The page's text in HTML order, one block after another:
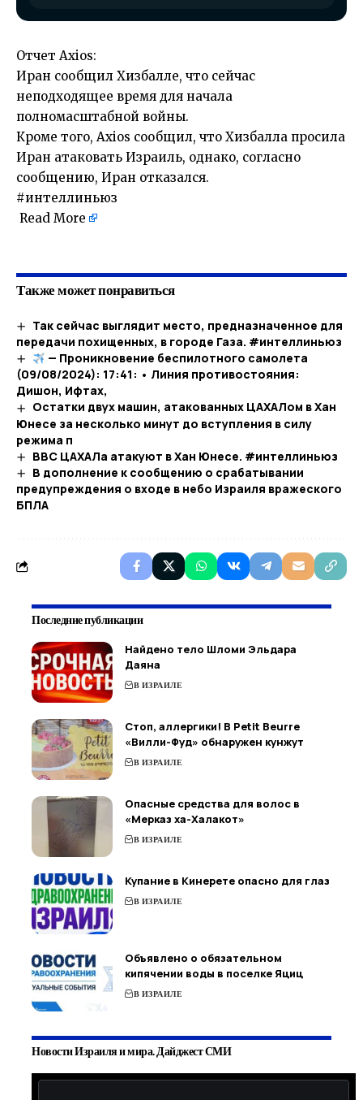
Отчет Axios:
Иран сообщил Хизбалле, что сейчас
неподходящее время для начала
полномасштабной войны.
Кроме того, Axios сообщил, что Хизбалла просила
Иран атаковать Израиль, однако, согласно
сообщению, Иран отказался.
#интеллиньюз
Read More
Также может понравиться
Так сейчас выглядит место, предназначенное для
передачи похищенных, в городе Газа. #интеллиньюз
— Проникновение беспилотного самолета
(09/08/2024): 17:41: • Линия противостояния:
Дишон, Ифтах,
Остатки двух машин, атакованных ЦАХАЛом в Хан
Юнесе за несколько минут до вступления в силу
режима п
ВВС ЦАХАЛа атакуют в Хан Юнесе. #интеллиньюз
В дополнение к сообщению о срабатывании
предупреждения о входе в небо Израиля вражеского
БПЛА
Последние публикации
Найдено тело Шломи Эльдара
Даяна
В ИЗРАИЛЕ
Стоп, аллергики! В Petit Beurre
«Вилли-Фуд» обнаружен кунжут
В ИЗРАИЛЕ
Опасные средства для волос в
«Мерказ ха-Халакот»
В ИЗРАИЛЕ
Купание в Кинерете опасно для глаз
В ИЗРАИЛЕ
Объявлено о обязательном
кипячении воды в поселке Яциц
В ИЗРАИЛЕ
Новости Израиля и мира. Дайджест СМИ